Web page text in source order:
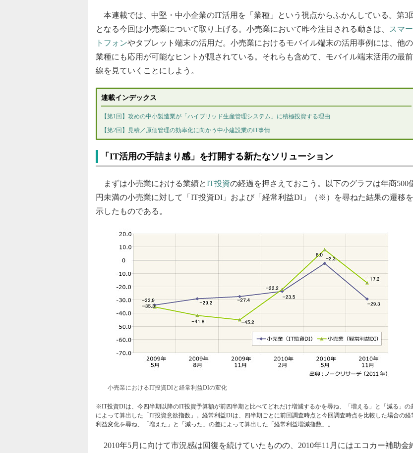
本連載では、中堅・中小企業のIT活用を「業種」という視点からふかんしている。第3
となる今回は小売業について取り上げる。小売業において昨今注目される動きは、
スマー
トフォンやタブレット端末の活用だ。小売業におけるモバイル端末の活用事例には、他の
業種にも応用が可能なヒントが隠されている。それらも含めて、モバイル端末活用の最前
線を見ていくことにしよう。
連載インデックス
【第1回】攻めの中小製造業が「ハイブリッド生産管理システム」に積極投資する理由
【第2回】見積／原価管理の効率化に向かう中小建設業のIT事情
「IT活用の手詰まり感」を打開する新たなソリューション
まずは小売業における業績とIT投資の経過を押さえておこう。以下のグラフは年商500
円未満の小売業に対して「IT投資DI」および「経常利益DI」（※）を尋ねた結果の遷移を
示したものである。
小売業におけるIT投資DIと経常利益DIの変化
※IT投資DIは、今四半期以降のIT投資予算額が前四半期と比べてどれだけ増減するかを尋ね、「増える」と「減る」の
によって算出した「IT投資意欲指数」。経常利益DIは、四半期ごとに前回調査時点と今回調査時点を比較した場合の経
利益変化を尋ね、「増えた」と「減った」の差によって算出した「経常利益増減指数」。
2010年5月に向けて市況感は回復を続けていたものの、2010年11月にはエコカー補助金